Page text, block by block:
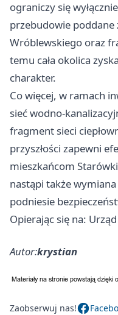
ograniczy się
przebudowie poddane
Wróblewskiego oraz
temu cała okolica
charakter.
Co więcej, w ramach
sieć wodno-
fragment sieci
przyszłości zapewni
mieszkańcom
nastąpi także
podniesie
Opierając się na:
Autor:krystian
Zaobserwuj nas!